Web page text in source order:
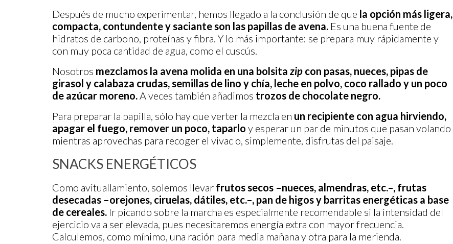
Después de mucho experimentar, hemos llegado a la conclusión de que la opción más ligera,
compacta, contundente y saciante son las papillas de avena. Es una buena fuente de
hidratos de carbono, proteínas y fibra. Y lo más importante: se prepara muy rápidamente y
con muy poca cantidad de agua, como el cuscús.
Nosotros mezclamos la avena molida en una bolsita zip con pasas, nueces, pipas de
girasol y calabaza crudas, semillas de lino y chía, leche en polvo, coco rallado y un poco
de azúcar moreno.A veces también añadimos trozos de chocolate negro.
Para preparar la papilla, sólo hay que verter la mezcla en un recipiente con agua hirviendo,
apagar el fuego, remover un poco, taparlo y esperar un par de minutos que pasan volando
mientras aprovechas para recoger el vivac o, simplemente, disfrutas del paisaje.
SNACKS ENERGÉTICOS
Como avituallamiento, solemos llevar frutos secos –nueces, almendras, etc.–, frutas
desecadas –orejones, ciruelas, dátiles, etc.–, pan de higos y barritas energéticas a base
de cereales. Ir picando sobre la marcha es especialmente recomendable si la intensidad del
ejercicio va a ser elevada, pues necesitaremos energía extra con mayor frecuencia.
Calculemos, como mínimo, una ración para media mañana y otra para la merienda.